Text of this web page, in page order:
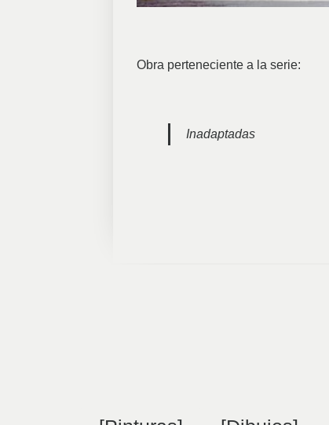
Obra perteneciente a la serie:
Inadaptadas